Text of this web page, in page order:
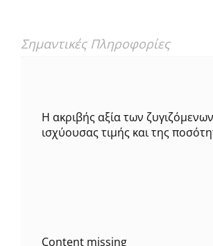
Σημαντικές Πληροφορίες
Η ακριβής αξία των
ισχύουσας τιμής και της
Content missing